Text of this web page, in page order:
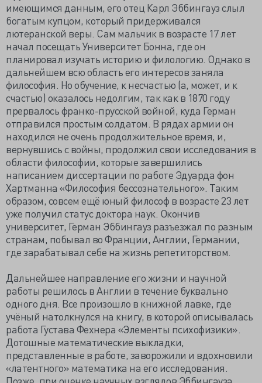
имеющимся данным, его отец Карл Эббингауз слыл
богатым купцом, который придерживался
лютеранской веры. Сам мальчик в возрасте 17 лет
начал посещать Университет Бонна, где он
планировал изучать историю и филологию. Однако в
дальнейшем всю область его интересов заняла
философия. Но обучение, к несчастью (а, может, и к
счастью) оказалось недолгим, так как в 1870 году
прервалось франко-прусской войной, куда Герман
отправился простым солдатом. В рядах армии он
находился не очень продолжительное время, и,
вернувшись с войны, продолжил свои исследования в
области философии, которые завершились
написанием диссертации по работе Эдуарда фон
Хартманна «Философия бессознательного». Таким
образом, совсем ещё юный философ в возрасте 23 лет
уже получил статус доктора наук. Окончив
университет, Герман Эббингауз разъезжал по разным
странам, побывал во Франции, Англии, Германии,
где зарабатывал себе на жизнь репетиторством.
Дальнейшее направление его жизни и научной
работы решилось в Англии в течение буквально
одного дня. Все произошло в книжной лавке, где
учёный натолкнулся на книгу, в которой описывалась
работа Густава Фехнера «Элементы психофизики».
Дотошные математические выкладки,
представленные в работе, заворожили и вдохновили
«латентного» математика на его исследования.